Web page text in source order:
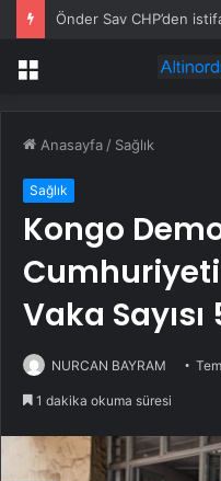
Önder Sav CHP’den
Menü
Anasayfa / Sağlık
Sağlık
Kongo
Vaka
NURCAN BAYRAM
1 dakika okuma süresi